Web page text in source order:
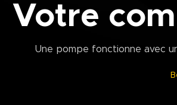
Votre
Une pompe fonctionne avec